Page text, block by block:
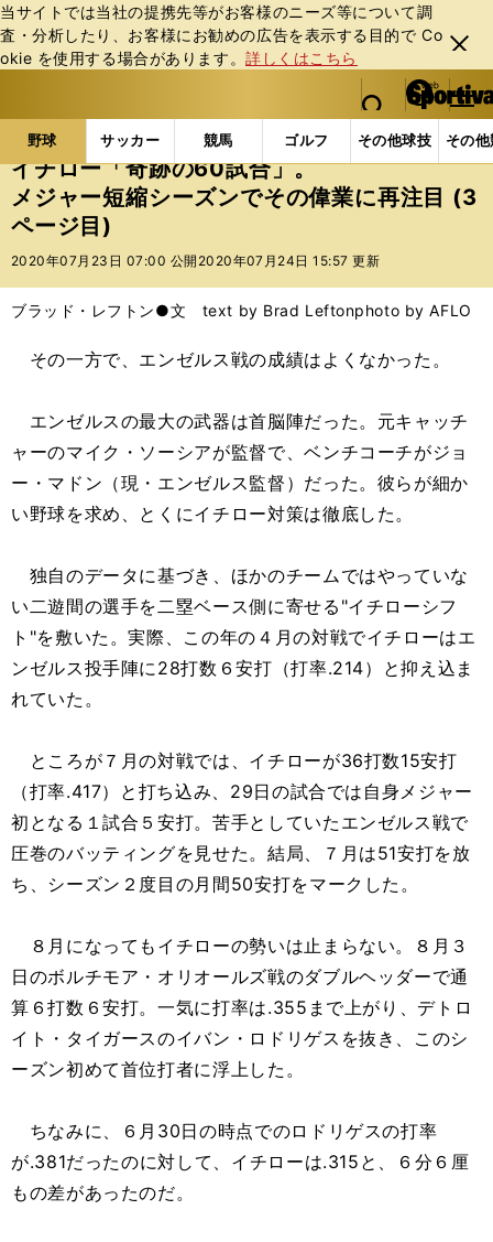
当サイトでは当社の提携先等がお客様のニーズ等について調
査・分析したり、お客様にお勧めの広告を表⽰する⽬的で Co
okie を使⽤する場合があります。詳しくはこちら
閉じ
る
web Sportiva (webスポルティーバ)
検索
マイペ
ー
ジ
メニュ
野球 サッカー 競馬 ゴルフ その他球技 その
b
ス
ポ
ル
テ
ー
バ
野球の記事一覧 MLB MLB イチロー「奇跡の60
イチロー「奇跡の60試合」。
メジャー短縮シーズンでその偉業に再注目 (3
ページ目)
2020年07月23日 07:00 公開 2020年07月24日 15:57 更新
ブラッド・レフトン●文 text by Brad Leftonphoto by AFLO
その一方で、エンゼルス戦の成績はよくなかった。
エンゼルスの最大の武器は首脳陣だった。元キャッチ
ャーのマイク・ソーシアが監督で、ベンチコーチがジョ
ー・マドン（現・エンゼルス監督）だった。彼らが細か
い野球を求め、とくにイチロー対策は徹底した。
独自のデータに基づき、ほかのチームではやっていな
い二遊間の選手を二塁ベース側に寄せる"イチローシフ
ト"を敷いた。実際、この年の４月の対戦でイチローはエ
ンゼルス投手陣に28打数６安打（打率.214）と抑え込ま
れていた。
ところが７月の対戦では、イチローが36打数15安打
（打率.417）と打ち込み、29日の試合では自身メジャー
初となる１試合５安打。苦手としていたエンゼルス戦で
圧巻のバッティングを見せた。結局、７月は51安打を放
ち、シーズン２度目の月間50安打をマークした。
８月になってもイチローの勢いは止まらない。８月３
日のボルチモア・オリオールズ戦のダブルヘッダーで通
算６打数６安打。一気に打率は.355まで上がり、デトロ
イト・タイガースのイバン・ロドリゲスを抜き、このシ
ーズン初めて首位打者に浮上した。
ちなみに、６月30日の時点でのロドリゲスの打率
が.381だったのに対して、イチローは.315と、６分６厘
もの差があったのだ。